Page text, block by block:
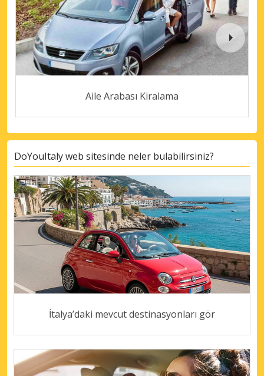
Aile Arabası Kiralama
DoYouItaly web sitesinde neler bulabilirsiniz?
İtalya’daki mevcut destinasyonları gör